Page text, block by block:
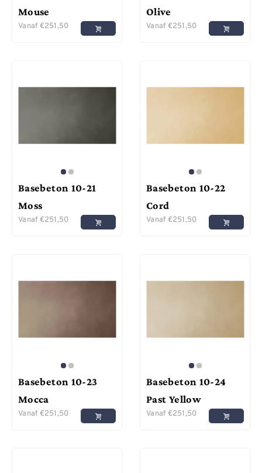
Mouse
Vanaf €251,50
Olive
Vanaf €251,50
Basebeton 10-21
Moss
Vanaf €251,50
Basebeton 10-22
Cord
Vanaf €251,50
Basebeton 10-23
Mocca
Vanaf €251,50
Basebeton 10-24
Past Yellow
Vanaf €251,50